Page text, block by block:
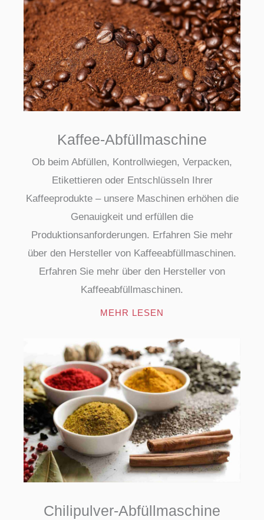
Kaffee-Abfüllmaschine
Ob beim Abfüllen, Kontrollwiegen, Verpacken,
Etikettieren oder Entschlüsseln Ihrer
Kaffeeprodukte – unsere Maschinen erhöhen die
Genauigkeit und erfüllen die
Produktionsanforderungen. Erfahren Sie mehr
über den Hersteller von Kaffeeabfüllmaschinen.
Erfahren Sie mehr über den Hersteller von
Kaffeeabfüllmaschinen.
MEHR LESEN
Chilipulver-Abfüllmaschine